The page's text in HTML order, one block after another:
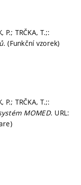
P.; TRČKA, T.;:
. (Funkční vzorek)
P.; TRČKA, T.;:
MOMED. URL: